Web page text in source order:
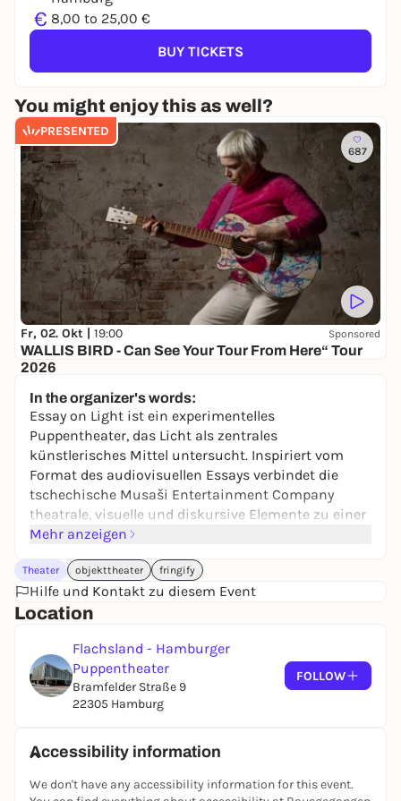
€ 8,00 to 25,00 €
BUY TICKETS
You might enjoy this as well?
PRESENTED
687
Fr, 02. Okt | 19:00 Sponsored
WALLIS BIRD - Can See Your Tour From Here“ Tour
2026
35,00 €
In the organizer's words:
Essay on Light ist ein experimentelles
Puppentheater, das Licht als zentrales
künstlerisches Mittel untersucht. Inspiriert vom
Format des audiovisuellen Essays verbindet die
tschechische Musaši Entertainment Company
theatrale, visuelle und diskursive Elemente zu einer
eigenständigen Bühnenform.
Ausgehend von einer dialogischen Szene zweier
personifizierter Scheinwerfer, die ihre eigene Rolle
im Theater reflektieren, entfaltet sich die Arbeit in
von der kulturgeschichtlichen Bedeutung des
Feuers als frühester Lichtquelle über technische
Aspekte – etwa Glühfäden als materielle Grundlage
von Theaterlicht – bis hin zu spekulativen
posthumaner Systeme wird.
Sprache:nonverbal
Mehr anzeigen
Theater objekttheater fringify
Hilfe und Kontakt zu diesem Event
Location
Flachsland - Hamburger
Puppentheater
Bramfelder Straße 9
22305 Hamburg
FOLLOW
Accessibility information
We don't have any accessibility information for this event.